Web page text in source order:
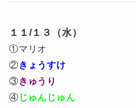
１１/１３（水）
①マリオ
②きょうすけ
③きゅうり
④ じゅんじゅん